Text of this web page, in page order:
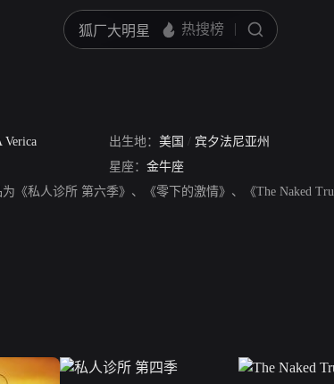
Verica 出生地： 美国 / 宾夕法尼亚州
星座： 金牛座
《私人诊所 第六季》、《零下的激情》、《The Naked